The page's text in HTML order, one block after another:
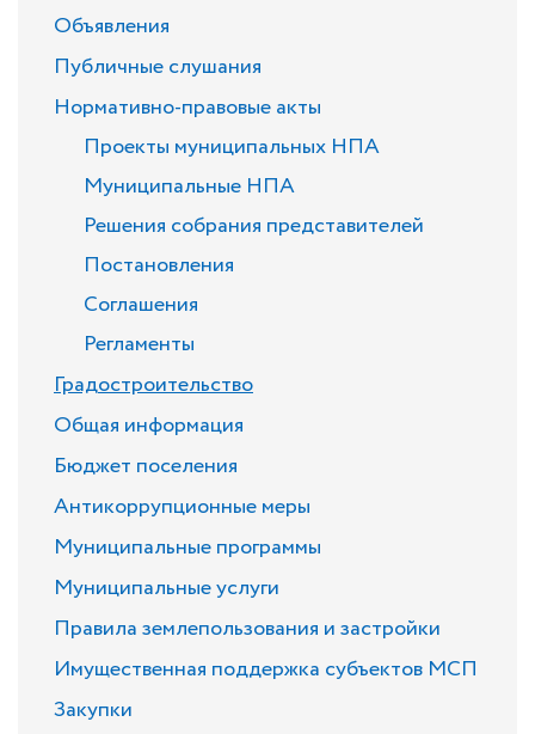
Объявления
Публичные слушания
Нормативно-правовые акты
Проекты муниципальных НПА
Муниципальные НПА
Решения собрания представителей
Постановления
Соглашения
Регламенты
Градостроительство
Общая информация
Бюджет поселения
Антикоррупционные меры
Муниципальные программы
Муниципальные услуги
Правила землепользования и застройки
Имущественная поддержка субъектов МСП
Закупки